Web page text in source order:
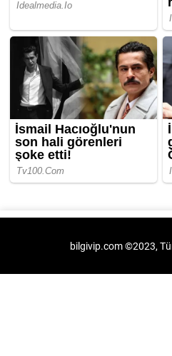
bilgivip.com ©2023,